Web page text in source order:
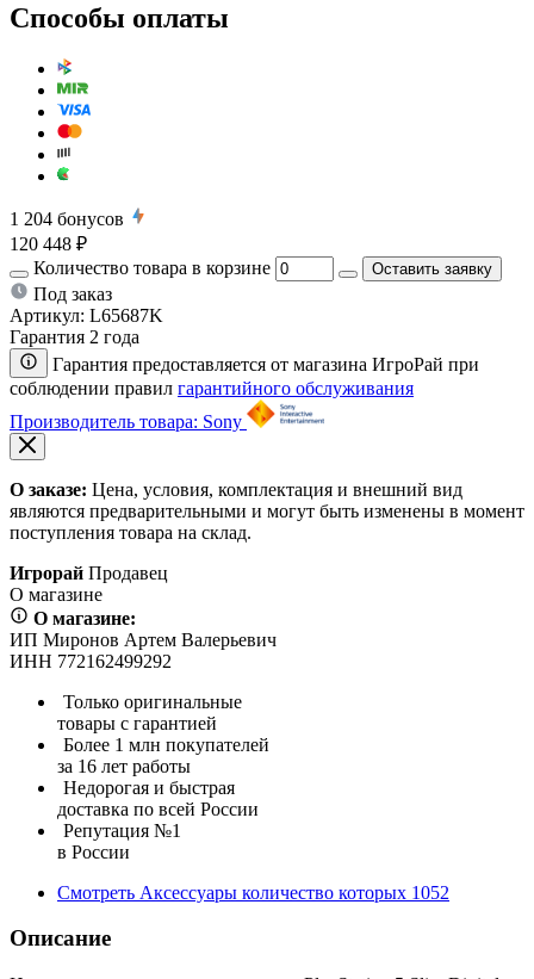
Способы оплаты
1 204 бонусов
120 448 ₽
Количество товара в корзине
Оставить заявку
Под заказ
Артикул: L65687K
Гарантия 2 года
Гарантия предоставляется от магазина ИгроРай при
соблюдении правил гарантийного обслуживания
Производитель товара: Sony
О заказе: Цена, условия, комплектация и внешний вид
являются предварительными и могут быть изменены в момент
поступления товара на склад.
Игрорай Продавец
О магазине
О магазине:
ИП Миронов Артем Валерьевич
ИНН 772162499292
Только оригинальные
товары с гарантией
Более 1 млн покупателей
за 16 лет работы
Недорогая и быстрая
доставка по всей России
Репутация №1
в России
Смотреть Аксессуары количество которых 1052
Описание